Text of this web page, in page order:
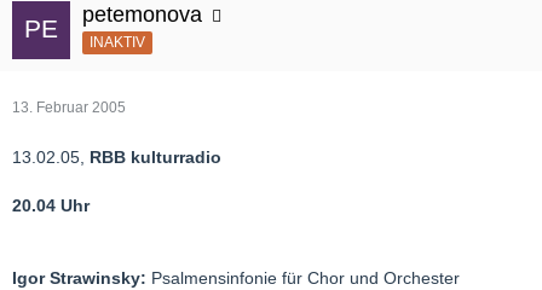
petemonova
INAKTIV
13. Februar 2005
13.02.05, RBB kulturradio
20.04 Uhr
Igor Strawinsky: Psalmensinfonie für Chor und Orchester